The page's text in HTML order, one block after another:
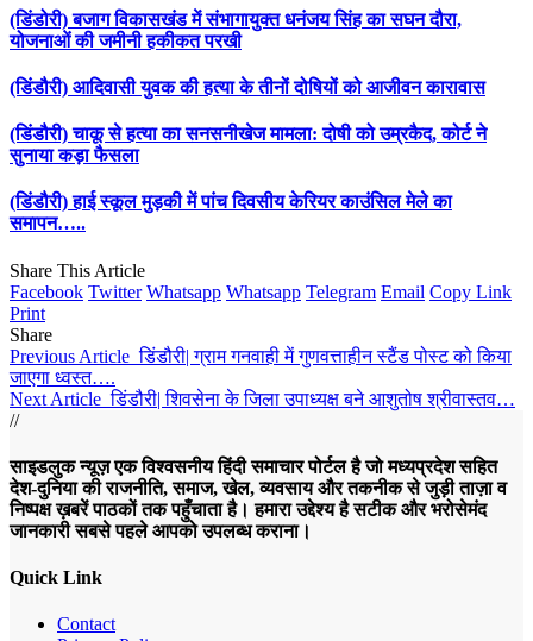
(डिंडोरी) बजाग विकासखंड में संभागायुक्त धनंजय सिंह का सघन दौरा,
योजनाओं की जमीनी हकीकत परखी
(डिंडौरी) आदिवासी युवक की हत्या के तीनों दोषियों को आजीवन कारावास
(डिंडौरी) चाकू से हत्या का सनसनीखेज मामला: दोषी को उम्रकैद, कोर्ट ने
सुनाया कड़ा फैसला
(डिंडौरी) हाई स्कूल मुड़की में पांच दिवसीय केरियर काउंसिल मेले का
समापन…..
Share This Article
Facebook Twitter Whatsapp Whatsapp Telegram Email Copy Link
Print
Share
Previous Article डिंडौरी| ग्राम गनवाही में गुणवत्ताहीन स्टैंड पोस्ट को किया
जाएगा ध्वस्त….
Next Article डिंडौरी| शिवसेना के जिला उपाध्यक्ष बने आशुतोष श्रीवास्तव…
//
साइडलुक न्यूज़ एक विश्वसनीय हिंदी समाचार पोर्टल है जो मध्यप्रदेश सहित
देश-दुनिया की राजनीति, समाज, खेल, व्यवसाय और तकनीक से जुड़ी ताज़ा व
निष्पक्ष ख़बरें पाठकों तक पहुँचाता है। हमारा उद्देश्य है सटीक और भरोसेमंद
जानकारी सबसे पहले आपको उपलब्ध कराना।
Quick Link
Contact